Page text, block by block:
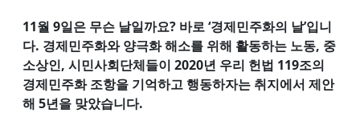
11월 9일은 무슨 날일까요? 바로 ‘경제민주화의 날’입니
다. 경제민주화와 양극화 해소를 위해 활동하는 노동, 중
소상인, 시민사회단체들이 2020년 우리 헌법 119조의
경제민주화 조항을 기억하고 행동하자는 취지에서 제안
해 5년을 맞았습니다.